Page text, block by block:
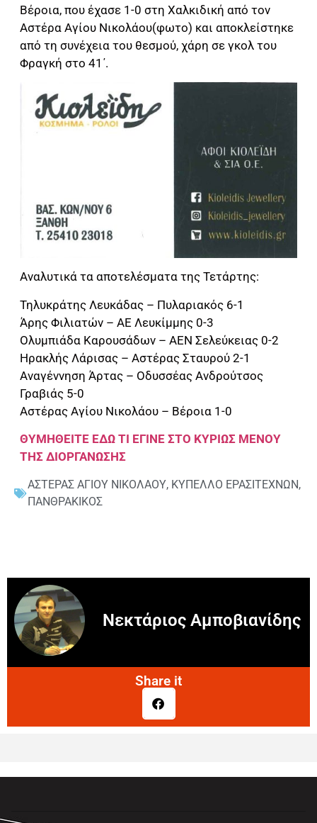
Βέροια, που έχασε 1-0 στη Χαλκιδική από τον
Αστέρα Αγίου Νικολάου(φωτο) και αποκλείστηκε
από τη συνέχεια του θεσμού, χάρη σε γκολ του
Φραγκή στο 41΄.
Αναλυτικά τα αποτελέσματα της Τετάρτης:
Τηλυκράτης Λευκάδας – Πυλαριακός 6-1
Άρης Φιλιατών – ΑΕ Λευκίμμης 0-3
Ολυμπιάδα Καρουσάδων – ΑΕΝ Σελεύκειας 0-2
Ηρακλής Λάρισας – Αστέρας Σταυρού 2-1
Αναγέννηση Άρτας – Οδυσσέας Ανδρούτσος
Γραβιάς 5-0
Αστέρας Αγίου Νικολάου – Βέροια 1-0
ΘΥΜΗΘΕΙΤΕ ΕΔΩ ΤΙ ΕΓΙΝΕ ΣΤΟ ΚΥΡΙΩΣ ΜΕΝΟΥ
ΤΗΣ ΔΙΟΡΓΑΝΩΣΗΣ
ΑΣΤΕΡΑΣ ΑΓΙΟΥ ΝΙΚΟΛΑΟΥ, ΚΥΠΕΛΛΟ ΕΡΑΣΙΤΕΧΝΩΝ,
ΠΑΝΘΡΑΚΙΚΟΣ
Νεκτάριος Αμποβιανίδης
Share it